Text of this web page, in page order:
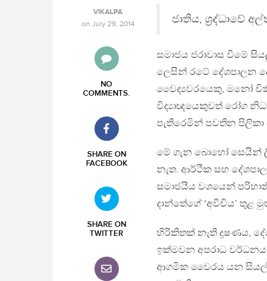
VIKALPA
on July 29, 2014
NO
COMMENTS.
SHARE ON
FACEBOOK
SHARE ON
TWITTER
ජාතිය, ශ‍්‍රද්ධාවේ
සමාජය ජරාවාස වීමේ
ලෙසින් රටේ දේශපාලන
වෛද්‍යවරයෙකු, මනෝ
විද්‍යාඥයෙකුවත් රෝග
පැතිරෙමින් පවතින
මේ ගැන බොහෝ සෙයින්
නැත. ආර්ථික සහ
සමාජයීය වශයෙන්
දාන්තේගේ ‘අවීචිය’ තුළ
හිරිකිතක් නැති දූෂණය,
ඉක්මවන අපරාධ
ආගමික වෛරය යන